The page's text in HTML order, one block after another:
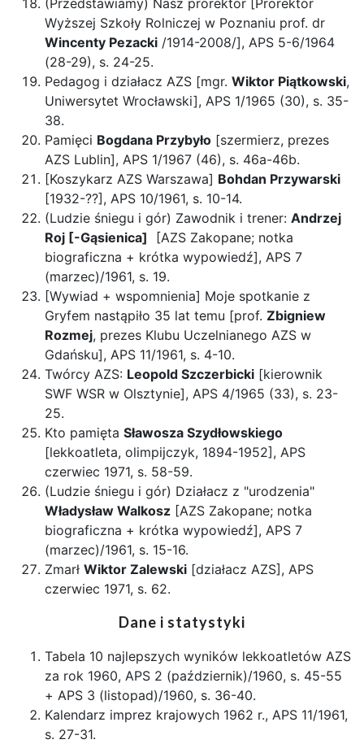
(Przedstawiamy) Nasz prorektor [Prorektor
Wyższej Szkoły Rolniczej w Poznaniu prof. dr
Wincenty Pezacki /1914-2008/], APS 5-6/1964
(28-29), s. 24-25.
Pedagog i działacz AZS [mgr. Wiktor Piątkowski,
Uniwersytet Wrocławski], APS 1/1965 (30), s. 35-
38.
Pamięci Bogdana Przybyło [szermierz, prezes
AZS Lublin], APS 1/1967 (46), s. 46a-46b.
[Koszykarz AZS Warszawa] Bohdan Przywarski
[1932-??], APS 10/1961, s. 10-14.
(Ludzie śniegu i gór) Zawodnik i trener: Andrzej
Roj [-Gąsienica] [AZS Zakopane; notka
biograficzna + krótka wypowiedź], APS 7
(marzec)/1961, s. 19.
[Wywiad + wspomnienia] Moje spotkanie z
Gryfem nastąpiło 35 lat temu [prof. Zbigniew
Rozmej, prezes Klubu Uczelnianego AZS w
Gdańsku], APS 11/1961, s. 4-10.
Twórcy AZS: Leopold Szczerbicki [kierownik
SWF WSR w Olsztynie], APS 4/1965 (33), s. 23-
25.
Kto pamięta Sławosza Szydłowskiego
[lekkoatleta, olimpijczyk, 1894-1952], APS
czerwiec 1971, s. 58-59.
(Ludzie śniegu i gór) Działacz z "urodzenia"
Władysław Walkosz [AZS Zakopane; notka
biograficzna + krótka wypowiedź], APS 7
(marzec)/1961, s. 15-16.
Zmarł Wiktor Zalewski [działacz AZS], APS
czerwiec 1971, s. 62.
Dane i statystyki
Tabela 10 najlepszych wyników lekkoatletów AZS
za rok 1960, APS 2 (październik)/1960, s. 45-55
+ APS 3 (listopad)/1960, s. 36-40.
Kalendarz imprez krajowych 1962 r., APS 11/1961,
s. 27-31.